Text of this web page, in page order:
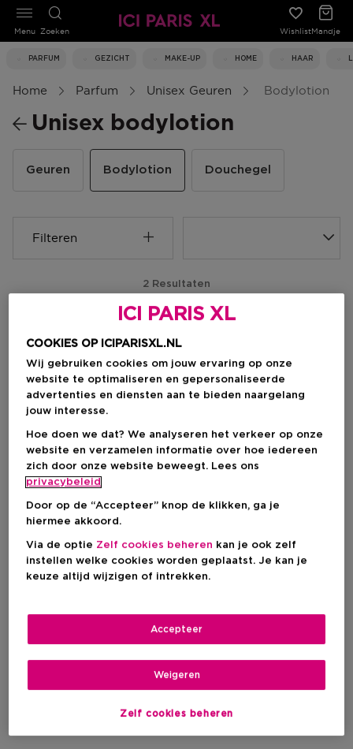
Zoeken WishlistMandje
PARFUM GEZICHT MAKE-UP HOME HAAR
Menu
Home Parfum Unisex Geuren Bodylotion
Unisex bodylotion
Geuren Bodylotion Douchegel
Filteren
2 Resultaten
CALVIN KLEIN
Ck One
MOSCHINO
Moschino Toy2
ICI PARIS XL
COOKIES OP ICIPARISXL.NL
Wij gebruiken cookies om jouw ervaring op onze
website te optimaliseren en gepersonaliseerde
advertenties en diensten aan te bieden naargelang
jouw interesse.
Hoe doen we dat? We analyseren het verkeer op onze
website en verzamelen informatie over hoe iedereen
zich door onze website beweegt. Lees ons
privacybeleid
Door op de “Accepteer” knop de klikken, ga je
hiermee akkoord.
Via de optie Zelf cookies beheren kan je ook zelf
instellen welke cookies worden geplaatst. Je kan je
keuze altijd wijzigen of intrekken.
Zelf cookies beheren
Weigeren
Accepteer